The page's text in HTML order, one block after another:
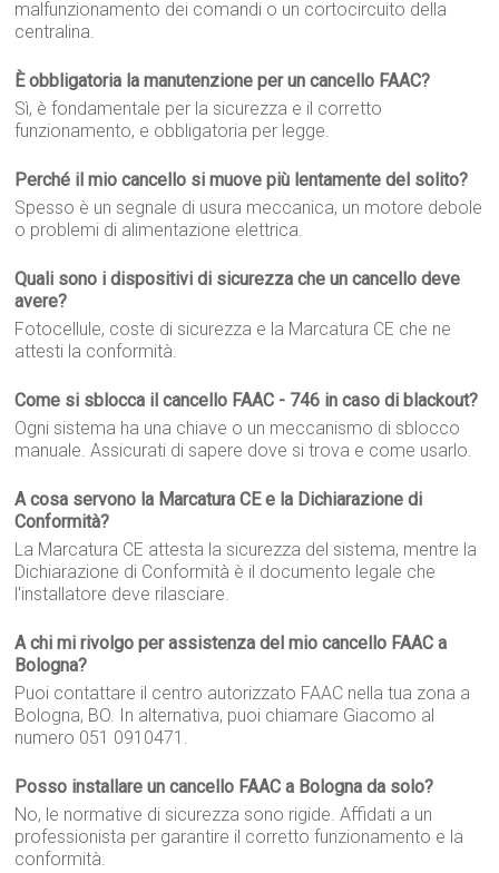
malfunzionamento dei comandi o un cortocircuito della
centralina.
È obbligatoria la manutenzione per un cancello FAAC?
Sì, è fondamentale per la sicurezza e il corretto
funzionamento, e obbligatoria per legge.
Perché il mio cancello si muove più lentamente del solito?
Spesso è un segnale di usura meccanica, un motore debole
o problemi di alimentazione elettrica.
Quali sono i dispositivi di sicurezza che un cancello deve
avere?
Fotocellule, coste di sicurezza e la Marcatura CE che ne
attesti la conformità.
Come si sblocca il cancello FAAC - 746 in caso di blackout?
Ogni sistema ha una chiave o un meccanismo di sblocco
manuale. Assicurati di sapere dove si trova e come usarlo.
A cosa servono la Marcatura CE e la Dichiarazione di
Conformità?
La Marcatura CE attesta la sicurezza del sistema, mentre la
Dichiarazione di Conformità è il documento legale che
l'installatore deve rilasciare.
A chi mi rivolgo per assistenza del mio cancello FAAC a
Bologna?
Puoi contattare il centro autorizzato FAAC nella tua zona a
Bologna, BO. In alternativa, puoi chiamare Giacomo al
numero 051 0910471.
Posso installare un cancello FAAC a Bologna da solo?
No, le normative di sicurezza sono rigide. Affidati a un
professionista per garantire il corretto funzionamento e la
conformità.